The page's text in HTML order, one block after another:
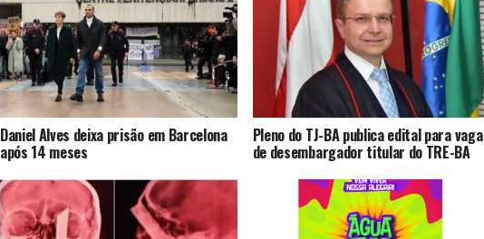
Daniel Alves deixa prisão em Barcelona
após 14 meses
Pleno do TJ-BA publica edital para vaga
de desembargador titular do TRE-BA